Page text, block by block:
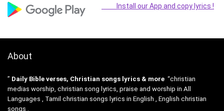
Install our App and copy lyrics !
About
” Daily Bible verses, Christian songs lyrics & more “christian
medias worship, christian song lyrics, praise and worship in All
Languages , Tamil christian songs lyrics in English , English christian
songs .